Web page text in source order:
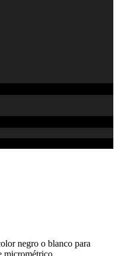
negro o blanco para